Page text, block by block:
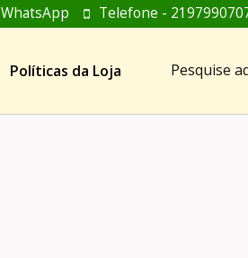
WhatsApp Telefone -
Políticas da Loja Pesquise